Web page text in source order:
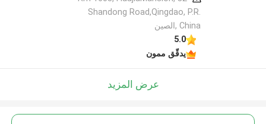
Shandong Road,Qingdao, P.R.
China ,الصين
5.0
يدقّق ممون
عرض المزيد